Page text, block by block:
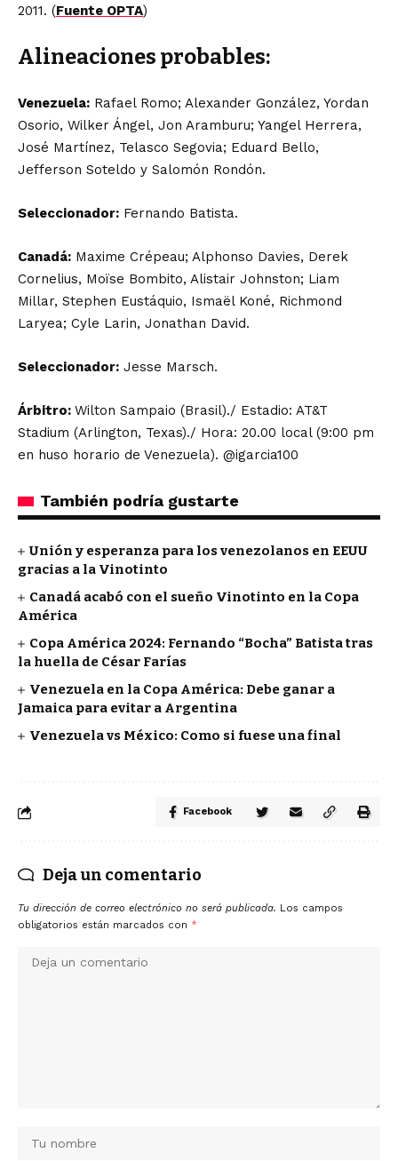
2011. (Fuente OPTA)
Alineaciones probables:
Venezuela: Rafael Romo; Alexander González, Yordan
Osorio, Wilker Ángel, Jon Aramburu; Yangel Herrera,
José Martínez, Telasco Segovia; Eduard Bello,
Jefferson Soteldo y Salomón Rondón.
Seleccionador: Fernando Batista.
Canadá: Maxime Crépeau; Alphonso Davies, Derek
Cornelius, Moïse Bombito, Alistair Johnston; Liam
Millar, Stephen Eustáquio, Ismaël Koné, Richmond
Laryea; Cyle Larin, Jonathan David.
Seleccionador: Jesse Marsch.
Árbitro: Wilton Sampaio (Brasil)./ Estadio: AT&T
Stadium (Arlington, Texas)./ Hora: 20.00 local (9:00 pm
en huso horario de Venezuela). @igarcia100
También podría gustarte
Unión y esperanza para los venezolanos en EEUU
gracias a la Vinotinto
Canadá acabó con el sueño Vinotinto en la Copa
América
Copa América 2024: Fernando “Bocha” Batista tras
la huella de César Farías
Venezuela en la Copa América: Debe ganar a
Jamaica para evitar a Argentina
Venezuela vs México: Como si fuese una final
Facebook
Deja un comentario
Tu dirección de correo electrónico no será publicada. Los campos
obligatorios están marcados con *